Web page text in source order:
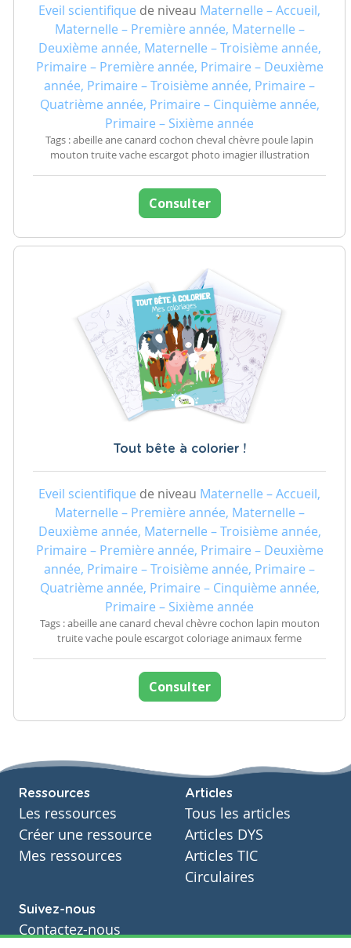
Eveil scientifique de niveau Maternelle – Accueil,
Maternelle – Première année, Maternelle –
Deuxième année, Maternelle – Troisième année,
Primaire – Première année, Primaire – Deuxième
année, Primaire – Troisième année, Primaire –
Quatrième année, Primaire – Cinquième année,
Primaire – Sixième année
Tags : abeille ane canard cochon cheval chèvre poule lapin
mouton truite vache escargot photo imagier illustration
Consulter
Tout bête à colorier !
Eveil scientifique de niveau Maternelle – Accueil,
Maternelle – Première année, Maternelle –
Deuxième année, Maternelle – Troisième année,
Primaire – Première année, Primaire – Deuxième
année, Primaire – Troisième année, Primaire –
Quatrième année, Primaire – Cinquième année,
Primaire – Sixième année
Tags : abeille ane canard cheval chèvre cochon lapin mouton
truite vache poule escargot coloriage animaux ferme
Consulter
Ressources
Les ressources
Créer une ressource
Mes ressources
Articles
Tous les articles
Articles DYS
Articles TIC
Circulaires
Suivez-nous
Contactez-nous